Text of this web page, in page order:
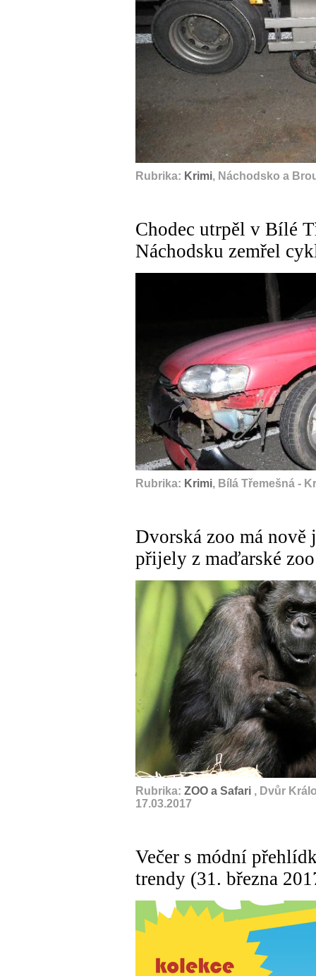
Rubrika: Krimi, Náchodsko a
Chodec utrpěl v Bílé
Náchodsku zemřel
Rubrika: Krimi, Bílá Třemešná -
Dvorská zoo má nově
přijely z maďarské zoo
Rubrika: ZOO a Safari , Dvůr
17.03.2017
Večer s módní
trendy (31. března